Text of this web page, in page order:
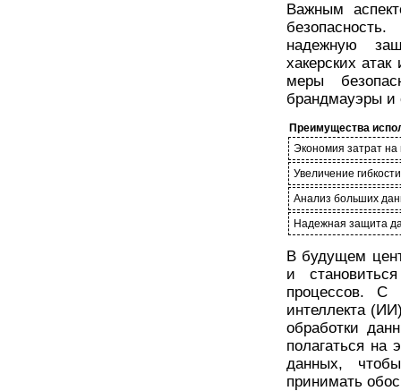
Важным
надежную
хакерских
меры
брандмауэры и
Преимущества
Экономия затрат на
Увеличение
Анализ больших
Надежная защита
В будущем
и
процессов. С
интеллекта
обработки
полагаться на
данных,
принимать